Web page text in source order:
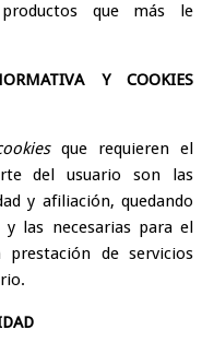
que más le
Y COOKIES
que requieren el
del usuario son las
y afiliación, quedando
y las necesarias para el
de servicios